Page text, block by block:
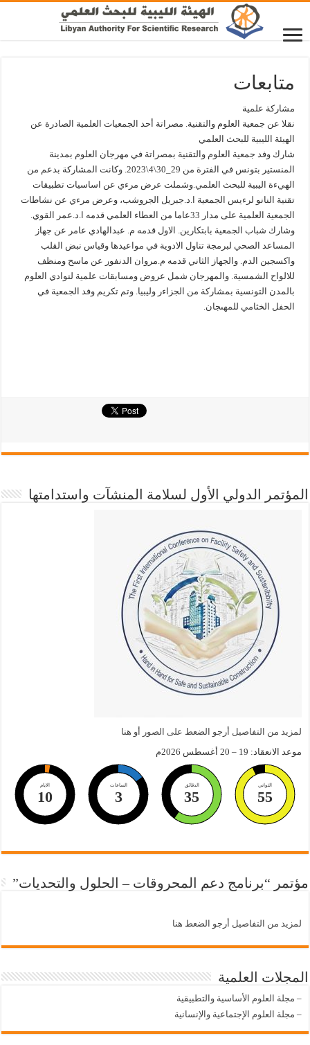
متابعات
مشاركة علمية
نقلا عن جمعية العلوم والتقنية. مصراتة أحد الجمعيات العلمية الصادرة عن
الهيئة الليبية للبحث العلمي
شارك وفد جمعية العلوم والتقنية بمصراتة في مهرجان العلوم بمدينة
المنستير بتونس في الفترة من 29_30\4\2023. وكانت المشاركة بدعم من
الهيءة اليبية للبحث العلمي.وشملت عرض مرءي عن اساسيات تطبيقات
تقنية النانو لرءيس الجمعية ا.د.جبريل الجروشب، وعرض مرءي عن نشاطات
الجمعية العلمية على مدار 33عاما من العطاء العلمي قدمه ا.د.عمر القوي.
وشارك شباب الجمعية بابتكارين. الاول قدمه م. عبدالهادي عامر عن جهاز
المساعد الصحي لبرمجة تناول الادوية في مواعيدها وقياس نبض القلب
واكسجين الدم. والجهاز الثاني قدمه م.مروان الدنفور عن ماسح ومنظف
للالواح الشمسية. والمهرجان شمل عروض ومسابقات علمية لنوادي العلوم
بالمدن التونسية بمشاركة من الجزاءر وليبيا. وتم تكريم وفد الجمعية في
الحفل الخثامي للمهىجان.
المؤتمر الدولي الأول لسلامة المنشآت واستدامتها
لمزيد من التفاصيل أرجو الضعط على الصور أو هنا
موعد الانعقاد: 19 – 20 أغسطس 2026م
الايام
10
الساعات
3
الدقائق
35
الثواني
55
مؤتمر “برنامج دعم المحروقات – الحلول والتحديات”
لمزيد من التفاصيل أرجو الضعط هنا
المجلات العلمية
– مجلة العلوم الأساسية والتطبيقية
– مجلة العلوم الإجتماعية والإنسانية